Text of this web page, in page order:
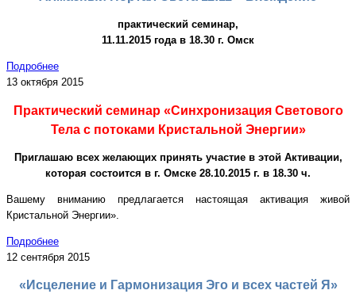
практический семинар,
11.11.2015 года в 18.30 г. Омск
Подробнее
13 октября 2015
Практический семинар «Синхронизация Светового
Тела с потоками Кристальной Энергии»
Приглашаю всех желающих принять участие в этой Активации,
которая состоится в г. Омске 28.10.2015 г. в 18.30 ч.
Вашему вниманию предлагается настоящая активация живой
Кристальной Энергии».
Подробнее
12 сентября 2015
«Исцеление и Гармонизация Эго и всех частей Я»